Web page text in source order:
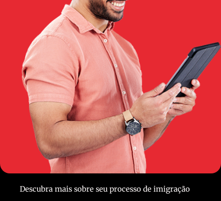
Descubra mais sobre seu processo de imigração